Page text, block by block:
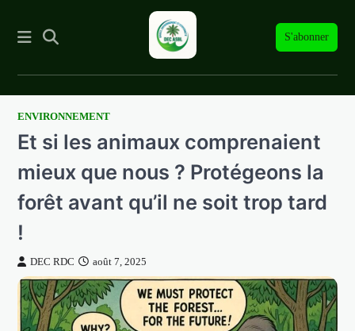
S'abonner
SkipENVIRONNEMENT
Et si les animaux comprenaient
mieux que nous ? Protégeons la
forêt avant qu’il ne soit trop tard
!
DEC RDC août 7, 2025